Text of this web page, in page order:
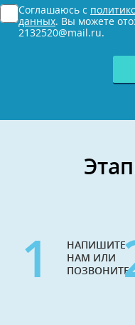
*
Согласие
*
Соглашаюсь с
данных. Вы можете
2132520@mail.ru.
1
НАПИШИТЕ
НАМ ИЛИ
ПОЗВОНИТЕ